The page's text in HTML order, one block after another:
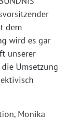
dem
wird es gar
unserer
Umsetzung
Monika